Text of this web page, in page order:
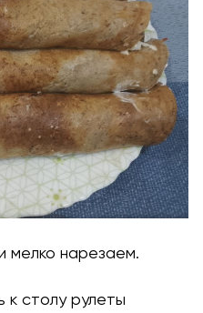
мелко нарезаем.
к столу рулеты